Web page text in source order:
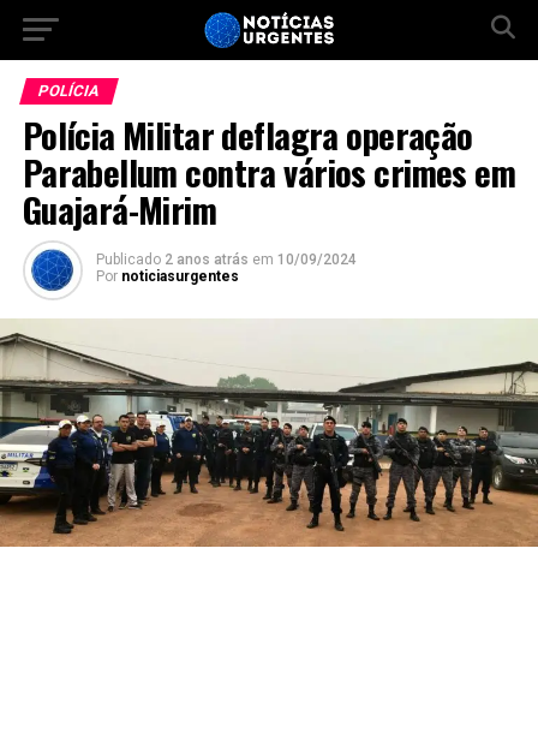
POLÍCIA
Polícia Militar deflagra operação
Parabellum contra vários crimes em
Guajará-Mirim
Publicado 2 anos atrás em 10/09/2024
Por noticiasurgentes